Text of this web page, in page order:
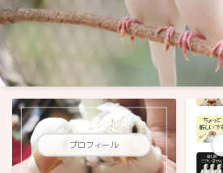
プロフィール